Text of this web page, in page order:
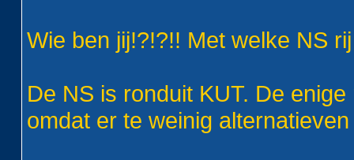
Wie ben jij!?!?!! Met welke NS
De NS is ronduit KUT. De
omdat er te weinig